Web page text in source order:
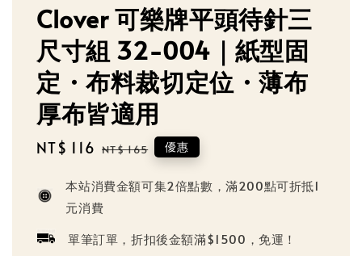
Clover 可樂牌平頭待針三
尺寸組 32-004｜紙型固
定・布料裁切定位・薄布
厚布皆適用
Sale
NT$ 116 Regular
NT$ 165 優惠
本站消費金額可集2倍點數，滿200點可折抵1
元消費
單筆訂單，折扣後金額滿$1500，免運！